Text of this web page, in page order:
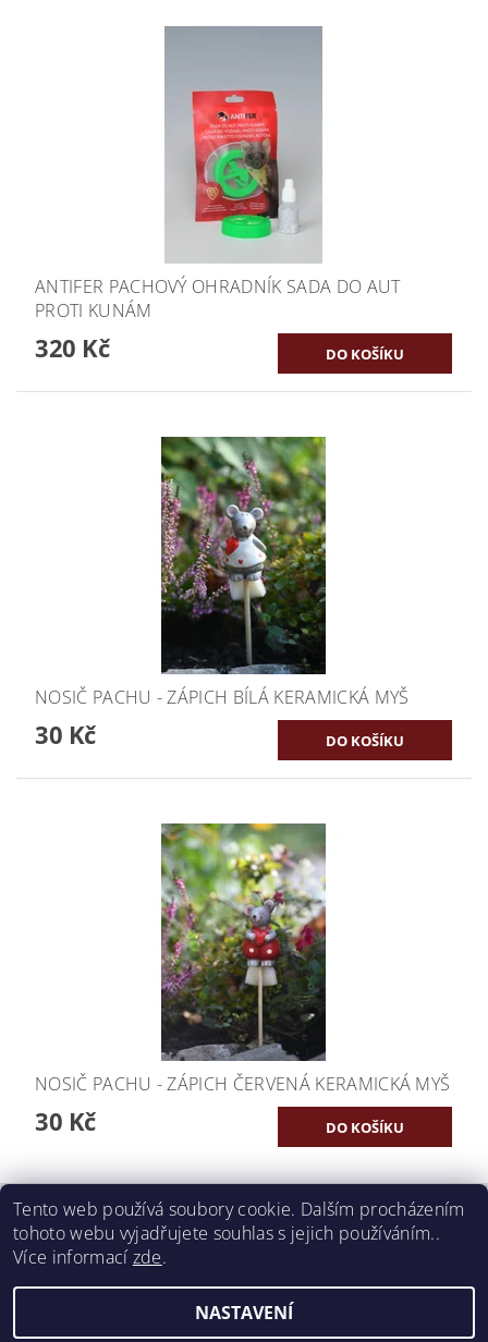
ANTIFER PACHOVÝ OHRADNÍK SADA DO AUT
PROTI KUNÁM
320 Kč
NOSIČ PACHU - ZÁPICH BÍLÁ KERAMICKÁ MYŠ
30 Kč
NOSIČ PACHU - ZÁPICH ČERVENÁ KERAMICKÁ MYŠ
30 Kč
www.antifer.cz
ANTIFER - Pachové ohradníky, všechna práva vyhrazena
Tento web používá soubory cookie. Dalším procházením
tohoto webu vyjadřujete souhlas s jejich používáním..
Více informací zde.
NASTAVENÍ